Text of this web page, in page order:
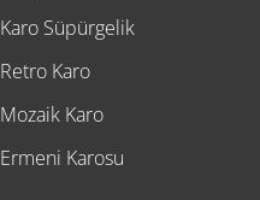
Karo Süpürgelik
Retro Karo
Mozaik Karo
Ermeni Karosu